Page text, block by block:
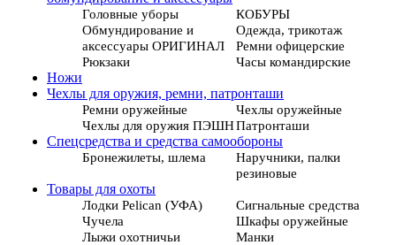
Головные уборы
КОБУРЫ
Обмундирование и
аксессуары ОРИГИНАЛ
Одежда, трикотаж
Ремни офицерские
Рюкзаки
Часы командирские
Ножи
Чехлы для оружия, ремни, патронташи
Ремни оружейные
Чехлы оружейные
Чехлы для оружия ПЭШНПатронташи
Спецсредства и средства самообороны
Бронежилеты, шлема
Наручники, палки
резиновые
Товары для охоты
Лодки Pelican (УФА)
Сигнальные средства
Чучела
Шкафы оружейные
Лыжи охотничьи
Манки